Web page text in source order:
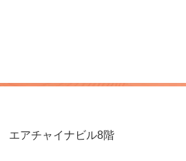
エアチャイナビル8階